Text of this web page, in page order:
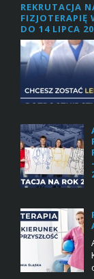
REKRUTACJA
FIZJOTERAPIĘ
DO 14 LIPCA
studia na rok
maja 2025 r.
się na wybrane